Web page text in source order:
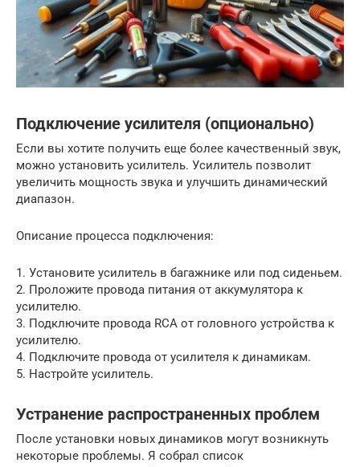
Подключение усилителя (опционально)
Если вы хотите получить еще более качественный звук,
можно установить усилитель. Усилитель позволит
увеличить мощность звука и улучшить динамический
диапазон.
Описание процесса подключения:
1. Установите усилитель в багажнике или под сиденьем.
2. Проложите провода питания от аккумулятора к
усилителю.
3. Подключите провода RCA от головного устройства к
усилителю.
4. Подключите провода от усилителя к динамикам.
5. Настройте усилитель.
Устранение распространенных проблем
После установки новых динамиков могут возникнуть
некоторые проблемы. Я собрал список